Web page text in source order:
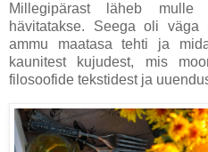
Millegipärast läheb
hävitatakse. Seega oli
ammu maatasa tehti ja
kaunitest kujudest, mis
filosoofide tekstidest ja